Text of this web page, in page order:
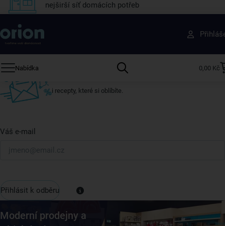
nejširší síť domácích potřeb
Nabídka 0,00 Kč
Získejte rady, recepty a tipy na slevy dřív než
ostatní
Přihlaste se k odběru našeho newsletteru.
i recepty, které si oblíbíte.
Váš e-mail
Přihlásit k odběru
Moderní prodejny a